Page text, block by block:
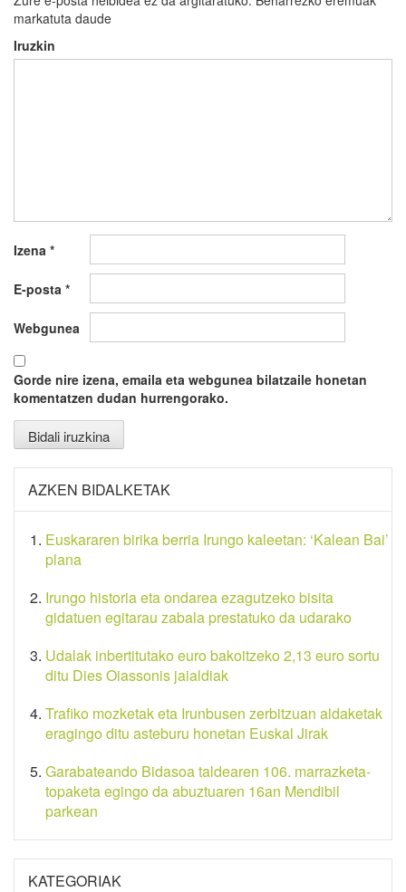
markatuta daude
Iruzkin
Izena *
E-posta *
Webgunea
Gorde nire izena, emaila eta webgunea bilatzaile honetan
komentatzen dudan hurrengorako.
AZKEN BIDALKETAK
Euskararen birika berria Irungo kaleetan: ‘Kalean Bai’
plana
Irungo historia eta ondarea ezagutzeko bisita
gidatuen egitarau zabala prestatuko da udarako
Udalak inbertitutako euro bakoitzeko 2,13 euro sortu
ditu Dies Oiassonis jaialdiak
Trafiko mozketak eta Irunbusen zerbitzuan aldaketak
eragingo ditu asteburu honetan Euskal Jirak
Garabateando Bidasoa taldearen 106. marrazketa-
topaketa egingo da abuztuaren 16an Mendibil
parkean
KATEGORIAK